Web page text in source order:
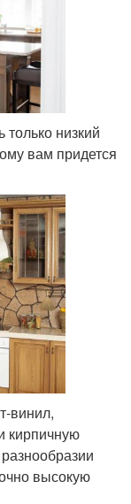
низкий
вам придется
винил,
кирпичную
высокую